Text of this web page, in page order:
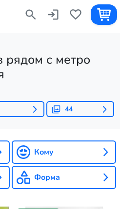
рядом с метро
44
Кому
Форма